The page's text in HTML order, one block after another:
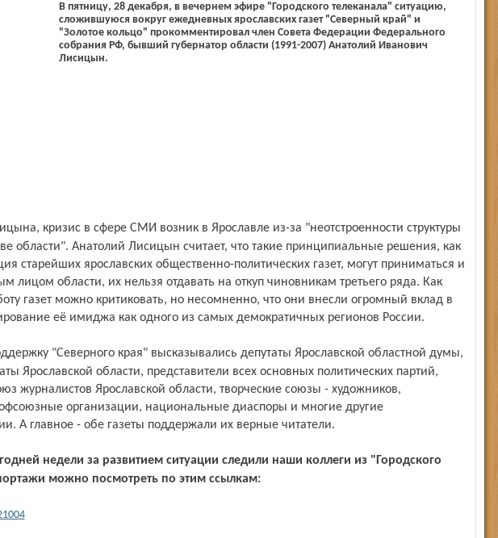
В пятницу, 28 декабря, в вечернем эфире "Городского телеканала" ситуацию,
сложившуюся вокруг ежедневных ярославских газет "Северный край" и
"Золотое кольцо" прокомментировал член Совета Федерации Федерального
собрания РФ, бывший губернатор области (1991-2007) Анатолий Иванович
Лисицын.
области". Анатолий Лисицын считает, что такие принципиальные решения, как
старейших ярославских общественно-политических газет, могут приниматься и
лицом области, их нельзя отдавать на откуп чиновникам третьего ряда. Как
газет можно критиковать, но несомненно, что они внесли огромный вклад в
её имиджа как одного из самых демократичных регионов России.
Ярославской области, представители всех основных политических партий,
журналистов Ярославской области, творческие союзы - художников,
организации, национальные диаспоры и многие другие
А главное - обе газеты поддержали их верные читатели.
можно посмотреть по этим ссылкам: